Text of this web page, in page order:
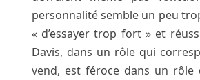
personnalité semble un peu
« d’essayer trop fort » et
Davis, dans un rôle qui
vend, est féroce dans un rôle